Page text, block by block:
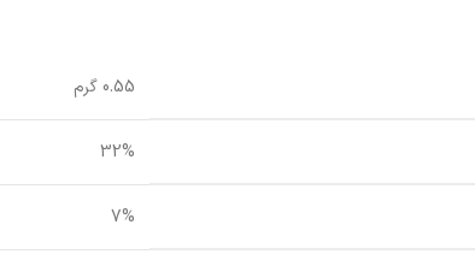
0.55 گرم
32%
7%